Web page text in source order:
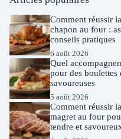
Comment réussir
chapon au four :
conseils pratiques
6 août 2026
Quel
pour des boulettes
savoureuses
5 août 2026
Comment réussir
magret au four
tendre et